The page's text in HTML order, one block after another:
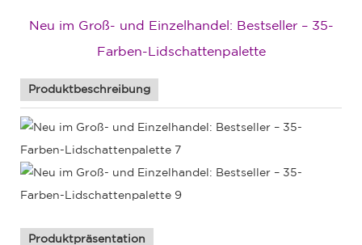
Neu im Groß- und Einzelhandel: Bestseller – 35-
Farben-Lidschattenpalette
Produktbeschreibung
Produktpräsentation